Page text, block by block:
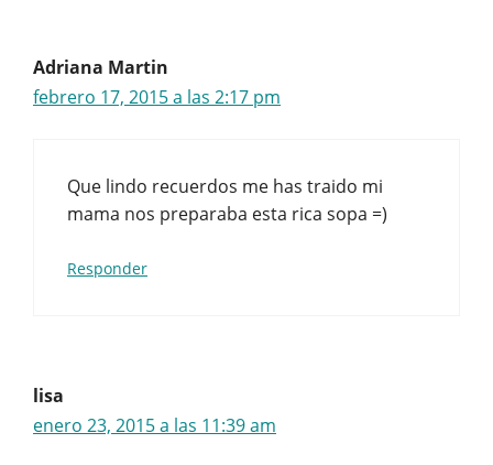
Adriana Martin
febrero 17, 2015 a las 2:17 pm
Que lindo recuerdos me has traido mi
mama nos preparaba esta rica sopa =)
Responder
lisa
enero 23, 2015 a las 11:39 am